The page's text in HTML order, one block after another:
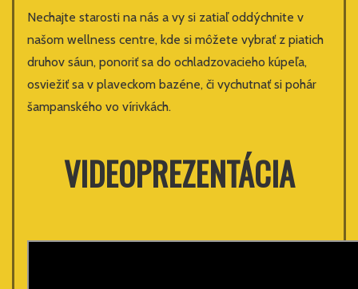
Nechajte starosti na nás a vy si zatiaľ oddýchnite v
našom wellness centre, kde si môžete vybrať z piatich
druhov sáun, ponoriť sa do ochladzovacieho kúpeľa,
osviežiť sa v plaveckom bazéne, či vychutnať si pohár
šampanského vo vírivkách.
VIDEOPREZENTÁCIA